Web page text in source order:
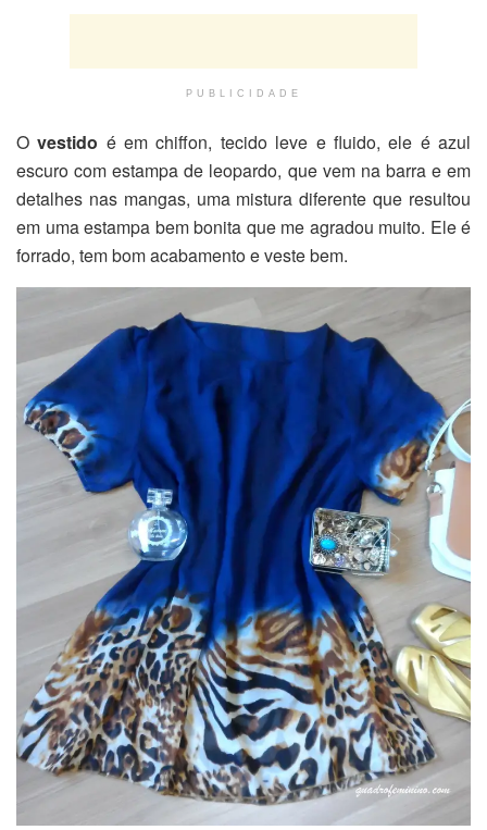
PUBLICIDADE
Ovestido é em chiffon, tecido leve e fluido, ele é azul
escuro com estampa de leopardo, que vem na barra e em
detalhes nas mangas, uma mistura diferente que resultou
em uma estampa bem bonita que me agradou muito. Ele é
forrado, tem bom acabamento e veste bem.